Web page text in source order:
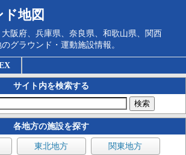
地図
阪府、兵庫県、奈良県、和歌山県、関西
グラウンド・運動施設情報。
サイト内を検索する
各地方の施設を探す
東北地方 関東地方